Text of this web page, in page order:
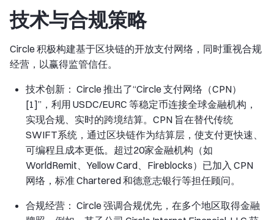
技术与合规策略
Circle 积极构建基于区块链的开放支付网络，同时重视合规
经营，以赢得监管信任。
技术创新： Circle 推出了“Circle 支付网络（CPN）
[1]”，利用 USDC/EURC 等稳定币连接全球金融机构，
实现合规、实时的跨境结算。CPN 旨在替代传统
SWIFT系统，通过区块链作为结算层，使支付更快速、
可编程且成本更低。超过20家金融机构（如
WorldRemit、Yellow Card、Fireblocks）已加入 CPN
网络，标准 Chartered 和德意志银行等担任顾问。
合规经营： Circle 强调合规优先，在多个地区取得金融